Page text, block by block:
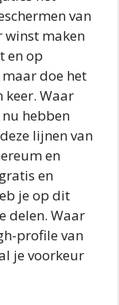
van
winst maken
en op
doe het
keer. Waar
hebben
lijnen van
en
en
je op dit
delen. Waar
profile van
je voorkeur